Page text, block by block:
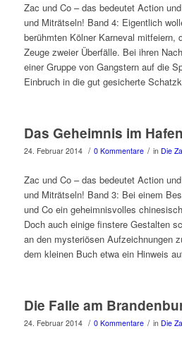
Zac und Co – das bedeutet Action
und Miträtseln! Band 4: Eigentlich
berühmten Kölner Karneval mitfeiern,
Zeuge zweier Überfälle. Bei ihren
einer Gruppe von Gangstern auf die
Einbruch in die gut gesicherte
Das Geheimnis im Hafen
24. Februar 2014 / 0 Kommentare / in Die
Zac und Co – das bedeutet Action
und Miträtseln! Band 3: Bei einem
und Co ein geheimnisvolles
Doch auch einige finstere Gestalten
an den mysteriösen Aufzeichnungen
dem kleinen Buch etwa ein Hinweis
Die Falle am
24. Februar 2014 / 0 Kommentare / in Die